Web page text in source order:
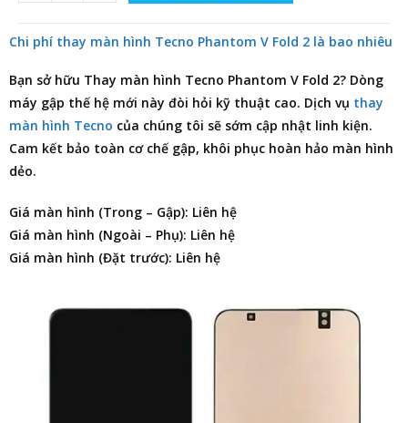
Chi phí thay màn hình Tecno Phantom V Fold 2 là bao nhiêu
Bạn sở hữu Thay màn hình Tecno Phantom V Fold 2? Dòng
máy gập thế hệ mới này đòi hỏi kỹ thuật cao. Dịch vụ thay
màn hình Tecno của chúng tôi sẽ sớm cập nhật linh kiện.
Cam kết bảo toàn cơ chế gập, khôi phục hoàn hảo màn hình
dẻo.
Giá màn hình (Trong – Gập): Liên hệ
Giá màn hình (Ngoài – Phụ): Liên hệ
Giá màn hình (Đặt trước): Liên hệ